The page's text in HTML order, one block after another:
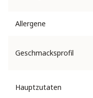
Allergene
Geschmacksprofil
Hauptzutaten